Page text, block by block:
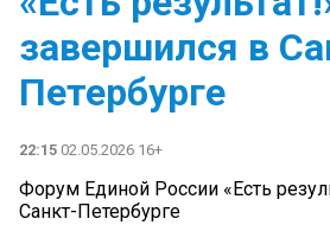
завершился в
Петербурге
22:15 02.05.2026 16+
Форум Единой России «Есть
Санкт-Петербурге